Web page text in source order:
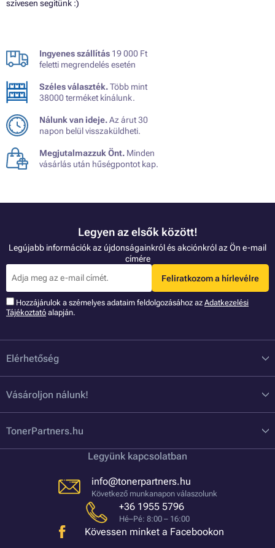
szívesen segítünk :)
Ingyenes szállítás 19 000 Ft
feletti megrendelés esetén
Széles választék.Több mint
38000 terméket kínálunk.
Nálunk van ideje.Az árut 30
napon belül visszaküldheti.
Megjutalmazzuk Önt. Minden
vásárlás után hűségpontot kap.
Legyen az elsők között!
Legújabb információk az újdonságainkról és akciónkról az Ön e-mail
címére
Feliratkozom a hírlevélre
Hozzájárulok a szémelyes adataim feldolgozásához az Adatkezelési
Tájékoztató alapján.
Elérhetőség
Vásároljon nálunk!
TonerPartners.hu
Legyünk kapcsolatban
info@tonerpartners.hu
Következő munkanapon válaszolunk
+36 1955 5796
Hé–Pé: 8:00 – 16:00
Kövessen minket a Facebookon